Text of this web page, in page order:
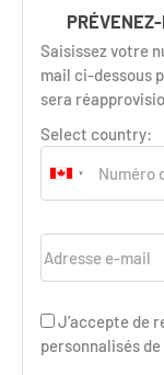
PRÉVENEZ-
Saisissez votre
mail ci-dessous
sera
Select country:
J’accepte de
personnalisés